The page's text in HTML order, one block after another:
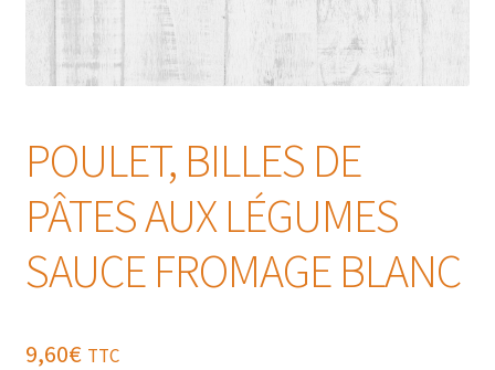
POULET, BILLES DE
PÂTES AUX LÉGUMES
SAUCE FROMAGE BLANC
9,60€ TTC